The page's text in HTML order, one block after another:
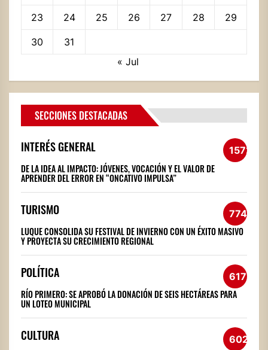
23 24 25 26 27 28 29
30
31
« Jul
SECCIONES DESTACADAS
INTERÉS GENERAL 1572
DE LA IDEA AL IMPACTO: JÓVENES, VOCACIÓN Y EL VALOR DE
APRENDER DEL ERROR EN “ONCATIVO IMPULSA”
TURISMO 774
LUQUE CONSOLIDA SU FESTIVAL DE INVIERNO CON UN ÉXITO MASIVO
Y PROYECTA SU CRECIMIENTO REGIONAL
POLÍTICA 617
RÍO PRIMERO: SE APROBÓ LA DONACIÓN DE SEIS HECTÁREAS PARA
UN LOTEO MUNICIPAL
CULTURA 602